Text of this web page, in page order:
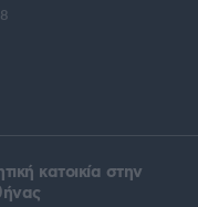
κατοικία στην